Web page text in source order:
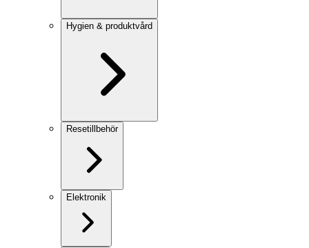
Hygien & produktvård
Resetillbehör
Elektronik